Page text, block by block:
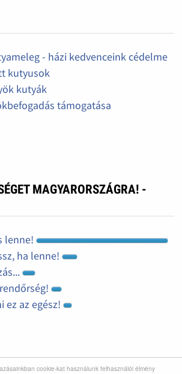
cookie-kat használunk felhasználói élmény
- házi kedvenceink cédelme
kutyusok
kutyák
támogatása
MAGYARORSZÁGRA! -
lenne!
ha lenne!
ez az egész!